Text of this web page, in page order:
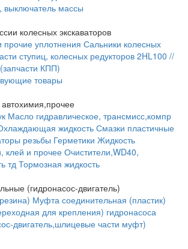
выключатель массы
колесных экскаваторов
уплотнения Сальники колесных
ступиц, колесных редукторов 2HL100 //
КПП)
товары
Масло гидравлическое, трансмисс,компр
жидкость Смазки пластичные
резьбы Герметики Жидкость
клей и прочее Очистители,WD40,
тд Тормозная жидкость
(гидронасос-двигатель)
Муфта соединительная (пластик)
для крепления) гидронасоса
двигатель,шлицевые части муфт)